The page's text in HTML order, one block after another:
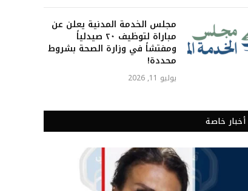
مجلس الخدمة المدنية يعلن عن
مباراة لتوظيف ٢٠ صيدلياً
ومفتشاً في وزارة الصحة بشروط
محددة!
يوليو 11, 2026
أخبار خاصة